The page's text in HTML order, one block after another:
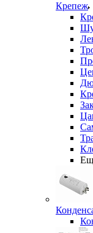
Крепеж